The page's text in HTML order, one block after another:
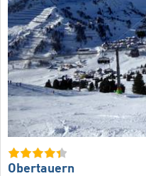
Obertauern